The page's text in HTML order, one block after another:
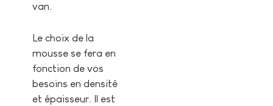
van.
Le choix de la
mousse se fera en
fonction de vos
besoins en densité
et épaisseur. Il est